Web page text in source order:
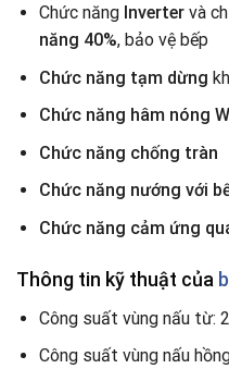
Chức năngInvertervà
năng 40%, bảo vệ bếp
Chức năng tạm dừng
Chức năng hâm nóng
Chức năng chống tràn
Chức năng nướng với
Chức năng cảm ứng
Thông tin kỹ thuật của
Công suất vùng nấu từ:
Công suất vùng nấu